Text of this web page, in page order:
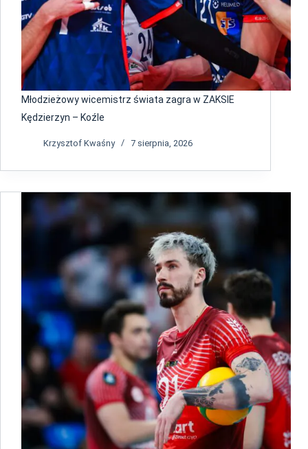
Młodzieżowy wicemistrz świata zagra w ZAKSIE
Kędzierzyn – Koźle
Krzysztof Kwaśny 7 sierpnia, 2026